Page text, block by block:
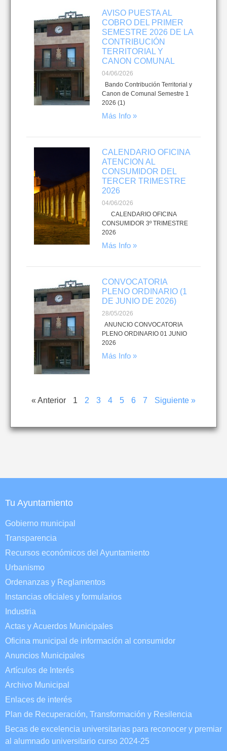
AVISO PUESTA AL
COBRO DEL PRIMER
SEMESTRE 2026 DE LA
CONTRIBUCIÓN
TERRITORIAL Y
CANON COMUNAL
04/06/2026
Bando Contribución Territorial y
Canon de Comunal Semestre 1
2026 (1)
Más Info »
CALENDARIO OFICINA
ATENCION AL
CONSUMIDOR DEL
TERCER TRIMESTRE
2026
04/06/2026
CALENDARIO OFICINA
CONSUMIDOR 3º TRIMESTRE
2026
Más Info »
CONVOCATORIA
PLENO ORDINARIO (1
DE JUNIO DE 2026)
28/05/2026
ANUNCIO CONVOCATORIA
PLENO ORDINARIO 01 JUNIO
2026
Más Info »
« Anterior 1 2 3 4 5 6 7 Siguiente »
Tu Ayuntamiento
Gobierno municipal
Transparencia
Recursos económicos del Ayuntamiento
Urbanismo
Ordenanzas y Reglamentos
Instancias oficiales y formularios
Industria
Actas y Acuerdos Municipales
Oficina municipal de información al consumidor
Anuncios Municipales
Artículos de Interés
Archivo Municipal
Enlaces de interés
Plan de Recuperación, Transformación y Resilencia
Becas de excelencia universitarias para reconocer y premiar
al alumnado universitario curso 2024-25